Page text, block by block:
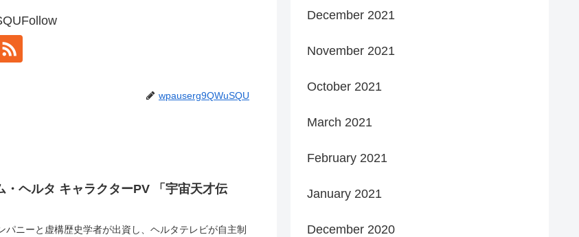
wpauserg9QWuSQU
・ヘルタ キャラクターPV 「宇宙天才伝
パニーと虚構歴史学者が出資し、ヘルタテレビが自主制
December 2021
November 2021
October 2021
March 2021
February 2021
January 2021
December 2020